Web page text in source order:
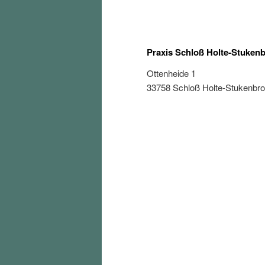
Praxis Schloß Holte-
Ottenheide 1
33758 Schloß Holte-